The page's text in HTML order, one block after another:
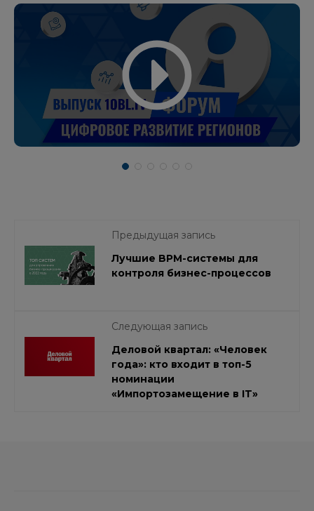
Предыдущая запись
Лучшие BPM-системы для
контроля бизнес-процессов
Следующая запись
Деловой квартал: «Человек
года»: кто входит в топ-5
номинации
«Импортозамещение в IT»